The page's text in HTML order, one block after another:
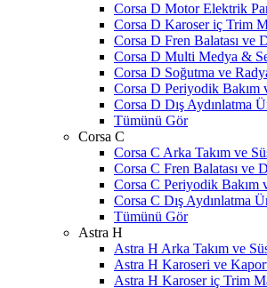
Corsa D Motor Elektrik
Corsa D Karoser iç Trim
Corsa D Fren Balatası ve
Corsa D Multi Medya &
Corsa D Soğutma ve
Corsa D Periyodik Bakım
Corsa D Dış Aydınlatma
Tümünü Gör
Corsa C
Corsa C Arka Takım ve
Corsa C Fren Balatası ve
Corsa C Periyodik Bakım
Corsa C Dış Aydınlatma
Tümünü Gör
Astra H
Astra H Arka Takım ve
Astra H Karoseri ve
Astra H Karoser iç Trim